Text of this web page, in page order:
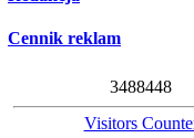
Cennik reklam
3488448
Visitors